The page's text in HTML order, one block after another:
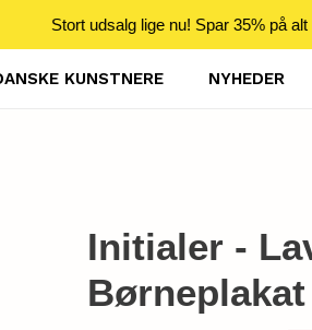
Stort udsalg lige nu! Spar 35% på alt
KUNSTNERE NYHEDER
Initialer -
Børneplakat